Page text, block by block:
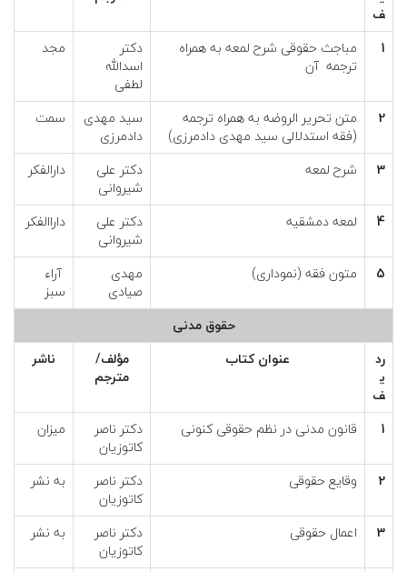
ف
1
مباجث حقوقی شرح لمعه به همراه
ترجمه آن
دکتر
اسدالله
لطفی
مجد
2
متن تحریر الروضه به همراه ترجمه
(فقه استدلالی سید مهدی دادمرزی)
سید مهدی
دادمرزی
سمت
3 شرح لمعه
دکتر علی
شیروانی
دارالفکر
4 لمعه دمشقیه
دکتر علی
شیروانی
داراالفکر
5 متون فقه (نموداری)
مهدی
صیادی
آراء
سبز
حقوق مدنی
رد
ي
ف
عنوان كتاب
مؤلف/
مترجم
ناشر
1 قانون مدنی در نظم حقوقی کنونی
دکتر ناصر
کاتوزیان
میزان
2 وقایع حقوقی
دکتر ناصر
کاتوزیان
به نشر
3 اعمال حقوقی
دکتر ناصر
کاتوزیان
به نشر